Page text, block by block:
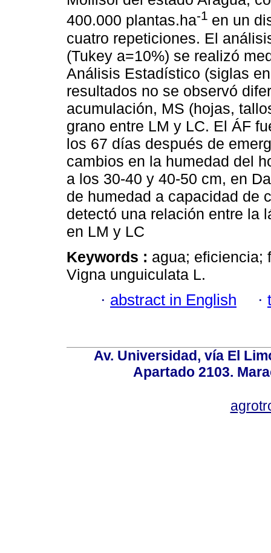
400.000 plantas.ha-1 en un
cuatro repeticiones. El
(Tukey a=10%) se realizó
Análisis Estadístico (siglas
resultados no se observó
acumulación, MS (hojas,
grano entre LM y LC. El ÁF
los 67 días después de
cambios en la humedad del
a los 30-40 y 40-50 cm, en
de humedad a capacidad de
detectó una relación entre la
en LM y LC
Keywords : agua; eficiencia;
Vigna unguiculata L.
· abstract in English ·
Av. Universidad, vía El
Apartado 2103.